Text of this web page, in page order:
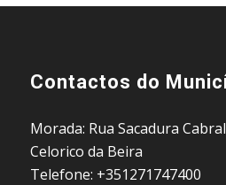
Contactos do
Morada: Rua Sacadura
Celorico da Beira
Telefone: +351271747400